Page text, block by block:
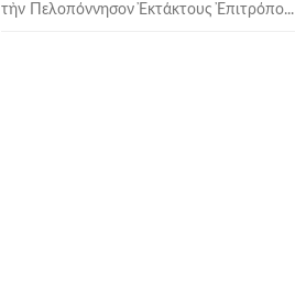
τὴν Πελοπόννησον Ἐκτάκτους Ἐπιτρόπο...